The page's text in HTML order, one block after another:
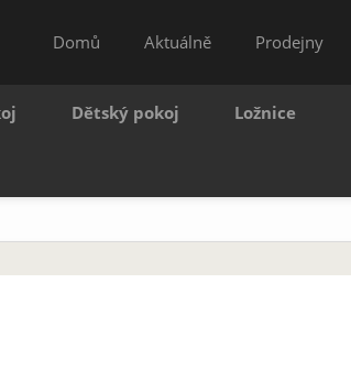
Domů Aktuálně Prodejny
Dětský pokoj Ložnice